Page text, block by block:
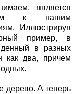
является
к нашим
Иллюстрируя
пример, в
в разных
как два, причем
дерево. А теперь